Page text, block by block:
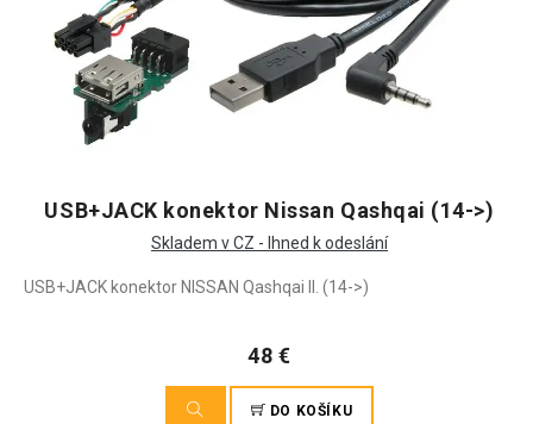
USB+JACK konektor Nissan Qashqai (14->)
Skladem v CZ - Ihned k odeslání
USB+JACK konektor NISSAN Qashqai II. (14->)
48 €
DO KOŠÍKU